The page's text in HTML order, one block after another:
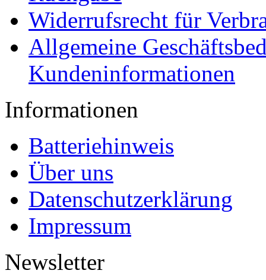
Widerrufsrecht für
Allgemeine
Kundeninformationen
Informationen
Batteriehinweis
Über uns
Datenschutzerklärung
Impressum
Newsletter